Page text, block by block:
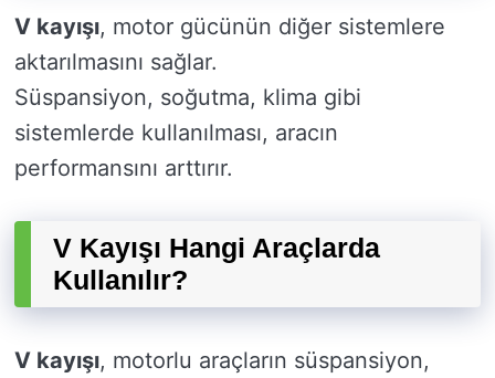
V kayışı, motor gücünün diğer sistemlere
aktarılmasını sağlar.
Süspansiyon, soğutma, klima gibi
sistemlerde kullanılması, aracın
performansını arttırır.
V Kayışı Hangi Araçlarda
Kullanılır?
V kayışı, motorlu araçların süspansiyon,